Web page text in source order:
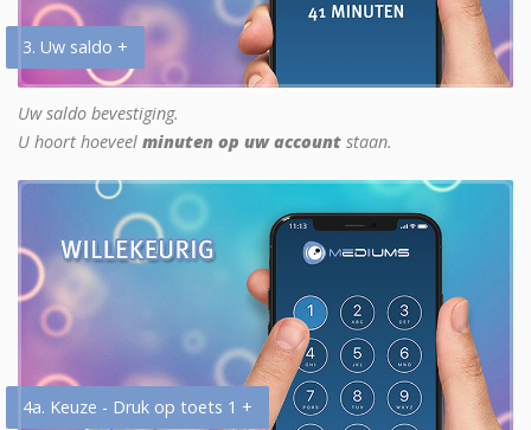
3. Uw saldo +
Uw saldo bevestiging.
U hoort hoeveel minuten op uw account staan.
4a. Keuze - Druk op toets 1 +